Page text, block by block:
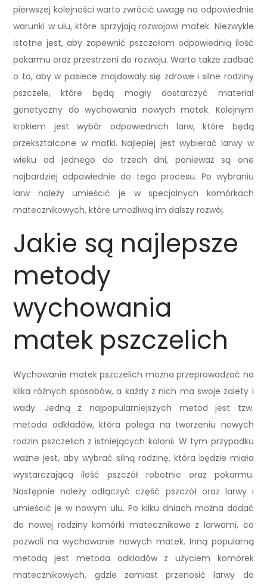
pierwszej kolejności warto zwrócić uwagę na odpowiednie
warunki w ulu, które sprzyjają rozwojowi matek. Niezwykle
istotne jest, aby zapewnić pszczołom odpowiednią ilość
pokarmu oraz przestrzeni do rozwoju. Warto także zadbać
o to, aby w pasiece znajdowały się zdrowe i silne rodziny
pszczele, które będą mogły dostarczyć materiał
genetyczny do wychowania nowych matek. Kolejnym
krokiem jest wybór odpowiednich larw, które będą
przekształcone w matki. Najlepiej jest wybierać larwy w
wieku od jednego do trzech dni, ponieważ są one
najbardziej odpowiednie do tego procesu. Po wybraniu
larw należy umieścić je w specjalnych komórkach
matecznikowych, które umożliwią im dalszy rozwój.
Jakie są najlepsze
metody
wychowania
matek pszczelich
Wychowanie matek pszczelich można przeprowadzać na
kilka różnych sposobów, a każdy z nich ma swoje zalety i
wady. Jedną z najpopularniejszych metod jest tzw.
metoda odkładów, która polega na tworzeniu nowych
rodzin pszczelich z istniejących kolonii. W tym przypadku
ważne jest, aby wybrać silną rodzinę, która będzie miała
wystarczającą ilość pszczół robotnic oraz pokarmu.
Następnie należy odłączyć część pszczół oraz larwy i
umieścić je w nowym ulu. Po kilku dniach można dodać
do nowej rodziny komórki matecznikowe z larwami, co
pozwoli na wychowanie nowych matek. Inną popularną
metodą jest metoda odkładów z użyciem komórek
matecznikowych, gdzie zamiast przenosić larwy do